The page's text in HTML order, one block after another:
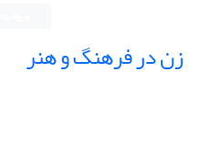
زن در فرهنگ و هنر